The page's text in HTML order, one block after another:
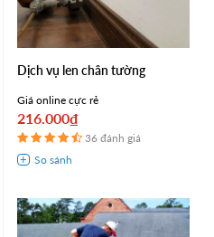
Dịch vụ len chân tường
Giá online cực rẻ
216.000₫
36 đánh giá